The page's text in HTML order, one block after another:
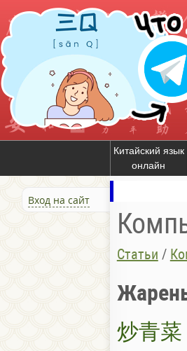
Китайский язык
онлайн
Вход на сайт
Статьи /
炒青菜